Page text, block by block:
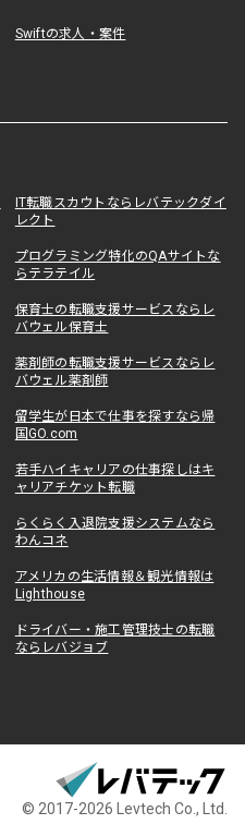
Swiftの求人・案件
IT転職スカウトならレバテックダイ
レクト
プログラミング特化のQAサイトな
らテラテイル
保育士の転職支援サービスならレ
バウェル保育士
薬剤師の転職支援サービスならレ
バウェル薬剤師
留学生が日本で仕事を探すなら帰
国GO.com
若手ハイキャリアの仕事探しはキ
ャリアチケット転職
らくらく入退院支援システムなら
わんコネ
アメリカの生活情報＆観光情報は
Lighthouse
ドライバー・施工管理技士の転職
ならレバジョブ
© 2017-2026 Levtech Co., Ltd.